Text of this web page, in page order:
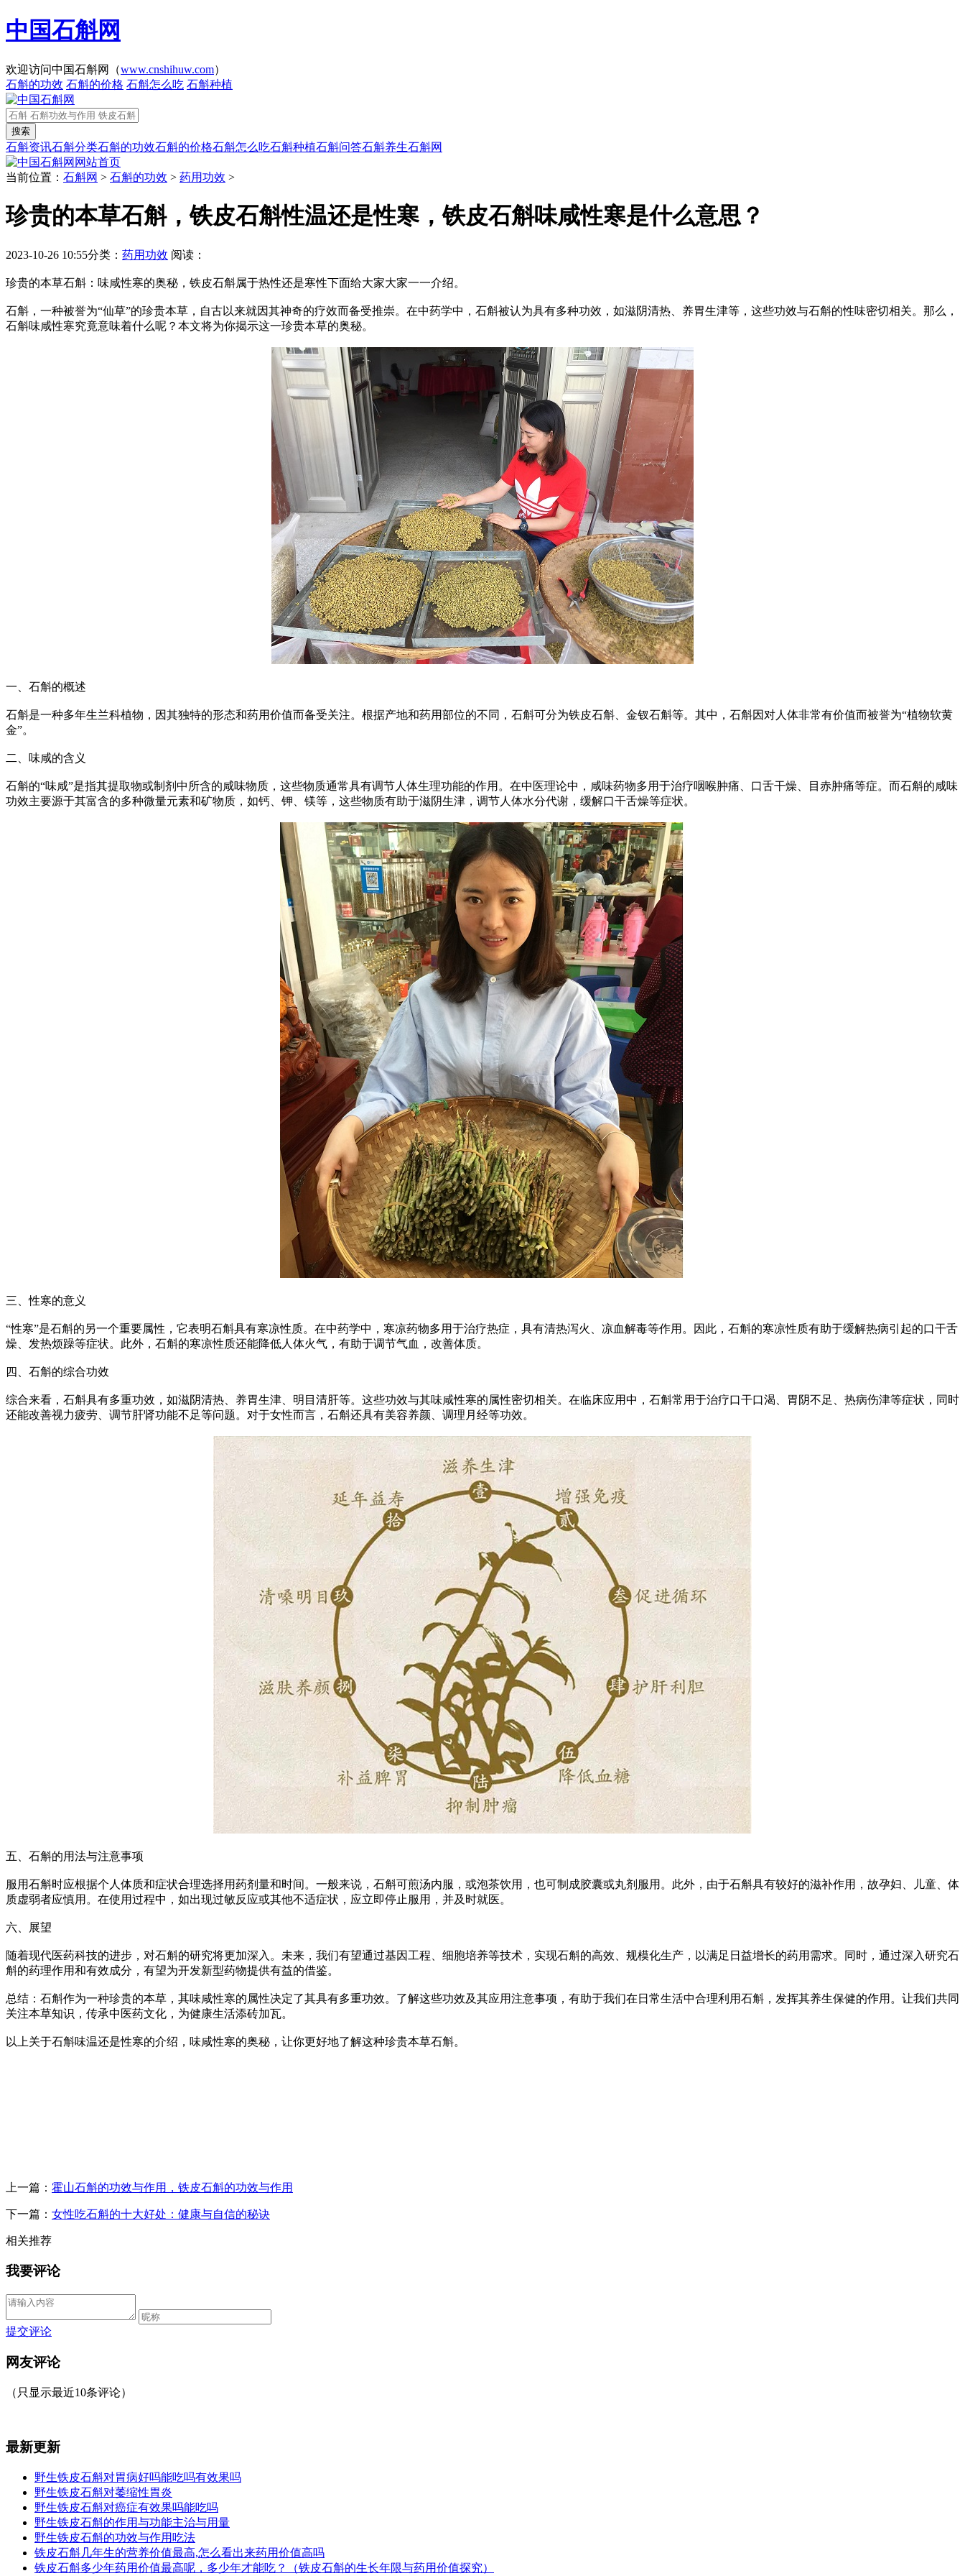
中国石斛网
欢迎访问中国石斛网（www.cnshihuw.com）
石斛的功效 石斛的价格 石斛怎么吃 石斛种植
石斛资讯石斛分类石斛的功效石斛的价格石斛怎么吃石斛种植石斛问答石斛养生石斛网
网站首页
当前位置： 石斛网 > 石斛的功效 > 药用功效 >
珍贵的本草石斛，铁皮石斛性温还是性寒，铁皮石斛味咸性寒是什么意思？
2023-10-26 10:55分类： 药用功效 阅读：
珍贵的本草石斛：味咸性寒的奥秘，铁皮石斛属于热性还是寒性下面给大家大家一一介绍。
石斛，一种被誉为“仙草”的珍贵本草，自古以来就因其神奇的疗效而备受推崇。在中药学中，石斛被认为具有多种功效，如滋阴清热、养胃生津等，这些功效与石斛的性味密切相关。那么，
石斛味咸性寒究竟意味着什么呢？本文将为你揭示这一珍贵本草的奥秘。
一、石斛的概述
石斛是一种多年生兰科植物，因其独特的形态和药用价值而备受关注。根据产地和药用部位的不同，石斛可分为铁皮石斛、金钗石斛等。其中，石斛因对人体非常有价值而被誉为“植物软黄
金”。
二、味咸的含义
石斛的“味咸”是指其提取物或制剂中所含的咸味物质，这些物质通常具有调节人体生理功能的作用。在中医理论中，咸味药物多用于治疗咽喉肿痛、口舌干燥、目赤肿痛等症。而石斛的咸味
功效主要源于其富含的多种微量元素和矿物质，如钙、钾、镁等，这些物质有助于滋阴生津，调节人体水分代谢，缓解口干舌燥等症状。
三、性寒的意义
“性寒”是石斛的另一个重要属性，它表明石斛具有寒凉性质。在中药学中，寒凉药物多用于治疗热症，具有清热泻火、凉血解毒等作用。因此，石斛的寒凉性质有助于缓解热病引起的口干舌
燥、发热烦躁等症状。此外，石斛的寒凉性质还能降低人体火气，有助于调节气血，改善体质。
四、石斛的综合功效
综合来看，石斛具有多重功效，如滋阴清热、养胃生津、明目清肝等。这些功效与其味咸性寒的属性密切相关。在临床应用中，石斛常用于治疗口干口渴、胃阴不足、热病伤津等症状，同时
还能改善视力疲劳、调节肝肾功能不足等问题。对于女性而言，石斛还具有美容养颜、调理月经等功效。
五、石斛的用法与注意事项
服用石斛时应根据个人体质和症状合理选择用药剂量和时间。一般来说，石斛可煎汤内服，或泡茶饮用，也可制成胶囊或丸剂服用。此外，由于石斛具有较好的滋补作用，故孕妇、儿童、体
质虚弱者应慎用。在使用过程中，如出现过敏反应或其他不适症状，应立即停止服用，并及时就医。
六、展望
随着现代医药科技的进步，对石斛的研究将更加深入。未来，我们有望通过基因工程、细胞培养等技术，实现石斛的高效、规模化生产，以满足日益增长的药用需求。同时，通过深入研究石
斛的药理作用和有效成分，有望为开发新型药物提供有益的借鉴。
总结：石斛作为一种珍贵的本草，其味咸性寒的属性决定了其具有多重功效。了解这些功效及其应用注意事项，有助于我们在日常生活中合理利用石斛，发挥其养生保健的作用。让我们共同
关注本草知识，传承中医药文化，为健康生活添砖加瓦。
以上关于石斛味温还是性寒的介绍，味咸性寒的奥秘，让你更好地了解这种珍贵本草石斛。
上一篇： 霍山石斛的功效与作用，铁皮石斛的功效与作用
下一篇： 女性吃石斛的十大好处：健康与自信的秘诀
相关推荐
我要评论
提交评论
网友评论
（只显示最近10条评论）
最新更新
野生铁皮石斛对胃病好吗能吃吗有效果吗
野生铁皮石斛对萎缩性胃炎
野生铁皮石斛对癌症有效果吗能吃吗
野生铁皮石斛的作用与功能主治与用量
野生铁皮石斛的功效与作用吃法
铁皮石斛几年生的营养价值最高,怎么看出来药用价值高吗
铁皮石斛多少年药用价值最高呢，多少年才能吃？（铁皮石斛的生长年限与药用价值探究）